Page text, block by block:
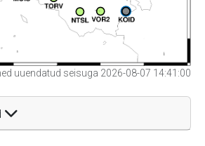
uuendatud seisuga 2026-08-07 14:41:00